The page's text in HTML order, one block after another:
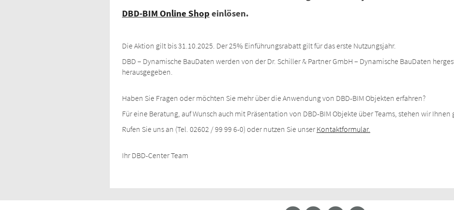
DBD-BIM Online Shopeinlösen.
Die Aktion gilt bis 31.10.2025. Der 25% Einführungsrabatt gilt für das erste Nutzungsjahr.
DBD – Dynamische BauDaten werden von der Dr. Schiller & Partner GmbH – Dynamische BauDaten
herausgegeben.
Haben Sie Fragen oder möchten Sie mehr über die Anwendung von DBD-BIM Objekten erfahren?
Für eine Beratung, auf Wunsch auch mit Präsentation von DBD-BIM Objekte über Teams, stehen wir Ihnen
Rufen Sie uns an (Tel. 02602 / 99 99 6-0) oder nutzen Sie unser Kontaktformular.
Ihr DBD-Center Team